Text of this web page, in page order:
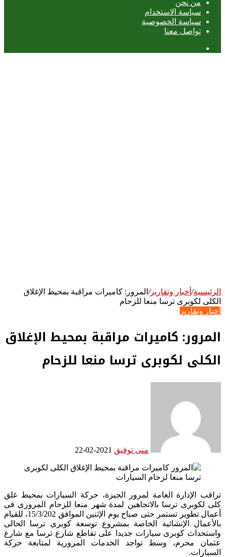
من نحن
سياسة الاستخدام
سياسة الخصوصية
تواصل معنا
الرئيسية/ أخبار وتقارير/ المرور: كاميرات مراقبة بمحيط الإغلاق
الكلى لكوبرى ترسا منعا للزحام
أخبار وتقارير
المرور: كاميرات مراقبة بمحيط الإغلاق
الكلى لكوبرى ترسا منعا للزحام
منى توفيق 2021-02-22
تراقب الإدارة العامة لمرور الجيزة، حركة السيارات بمحيط غلق
كلى لكوبرى ترسا بالاتجاهين لمدة شهر منعا للزحام المرورى فى
أعمال تطوير تستمر حتى صباح يوم الإثنين الموافق 15/3/202، للقيام
بالأعمال الإنشائية الخاصة بمشروع توسعة كوبرى ترسا الحالى
واستحداث كوبرى سيارات جديدا على تقاطع شارع ترسا مع شارع
عثمان محرم، وسط تواجد الخدمات المرورية لمتابعة حركة
السيارات.